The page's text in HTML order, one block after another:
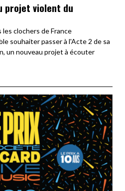
projet violent du
clochers de France
souhaiter passer à l'Acte 2 de sa
un nouveau projet à écouter